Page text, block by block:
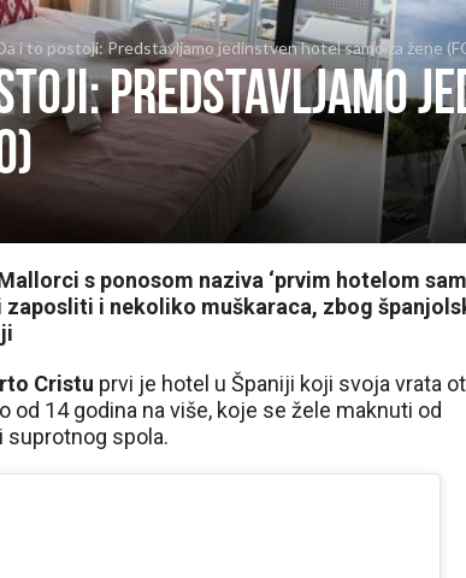
i to postoji: Predstavljamo jedinstven hotel samo za žene
Predstavljamo
s ponosom naziva ‘prvim hotelom
zaposliti i nekoliko muškaraca, zbog
Cristu prvi je hotel u Španiji koji svoja vrata
od 14 godina na više, koje se žele maknuti od
suprotnog spola.